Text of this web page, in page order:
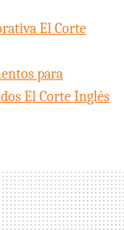
El Corte
para
El Corte Inglés